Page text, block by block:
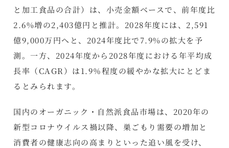
と加工食品の合計）は、小売金額ベースで、前年度比
2.6%増の2,403億円と推計。2028年度には、2,591
億9,000万円へと、2024年度比で7.9%の拡大を予
測。一方、2024年度から2028年度における年平均成
長率（CAGR）は1.9％程度の緩やかな拡大にとどま
るとみられます。
国内のオーガニック・自然派食品市場は、2020年の
新型コロナウイルス禍以降、巣ごもり需要の増加と
消費者の健康志向の高まりといった追い風を受け、